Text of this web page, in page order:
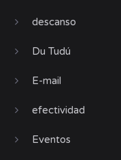
descanso
Du Tudú
E-mail
efectividad
Eventos